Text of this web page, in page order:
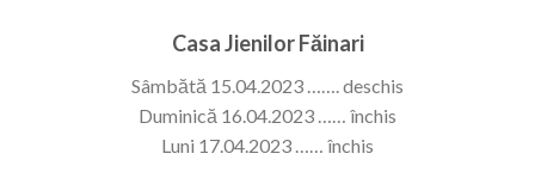
Casa Jienilor Făinari
Sâmbătă 15.04.2023 ……. deschis
Duminică 16.04.2023 …… închis
Luni 17.04.2023 …… închis